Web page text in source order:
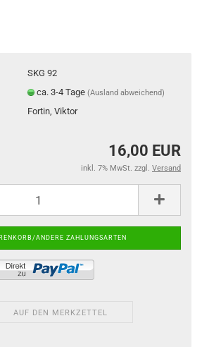
SKG 92
ca. 3-4 Tage(Ausland abweichend)
Fortin, Viktor
16,00 EUR
inkl. 7% MwSt. zzgl. Versand
AUF DEN MERKZETTEL